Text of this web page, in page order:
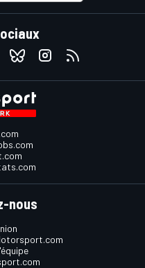
nous